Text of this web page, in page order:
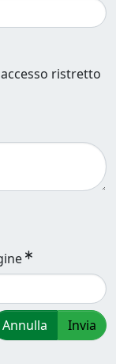
ristretto
Annulla Invia